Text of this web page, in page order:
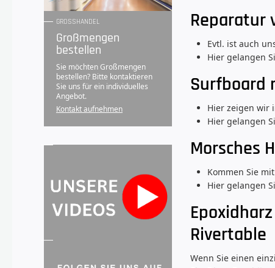
Reparatur
Evtl. ist auch
Hier gelangen
Surfboard
Hier zeigen wir
Hier gelangen
Morsches
Kommen Sie
Hier gelangen
Rivertable
Wenn Sie einen
GROSSHANDEL
Großmengen
bestellen
Sie möchten Großmengen
bestellen? Bitte kontaktieren
Sie uns für ein individuelles
Angebot.
Kontakt aufnehmen